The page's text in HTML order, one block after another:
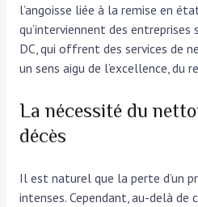
l’angoisse liée à la remise en
qu’interviennent des entreprises
DC, qui offrent des services de
un sens aigu de l’excellence, du
La nécessité du
décès
Il est naturel que la perte d’un
intenses. Cependant, au-delà